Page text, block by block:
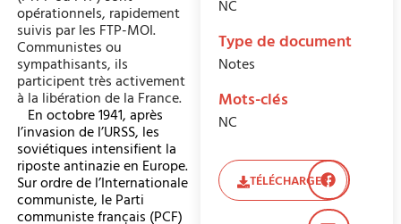
opérationnels, rapidement
suivis par les FTP-MOI.
Communistes ou
sympathisants, ils
participent très activement
à la libération de la France.
En octobre 1941, après
l’invasion de l’URSS, les
soviétiques intensifient la
riposte antinazie en Europe.
Sur ordre de l’Internationale
communiste, le Parti
NC
Type de document
Notes
Mots-clés
NC
TÉLÉCHARGER